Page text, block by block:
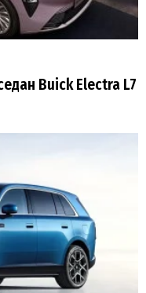
Buick Electra L7